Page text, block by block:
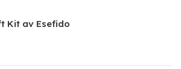
Kit av Esefido